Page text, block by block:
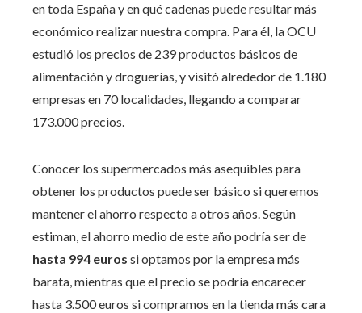
en toda España y en qué cadenas puede resultar más
económico realizar nuestra compra. Para él, la OCU
estudió los precios de 239 productos básicos de
alimentación y droguerías, y visitó alrededor de 1.180
empresas en 70 localidades, llegando a comparar
173.000 precios.
Conocer los supermercados más asequibles para
obtener los productos puede ser básico si queremos
mantener el ahorro respecto a otros años. Según
estiman, el ahorro medio de este año podría ser de
hasta 994 euros si optamos por la empresa más
barata, mientras que el precio se podría encarecer
hasta 3.500 euros si compramos en la tienda más cara